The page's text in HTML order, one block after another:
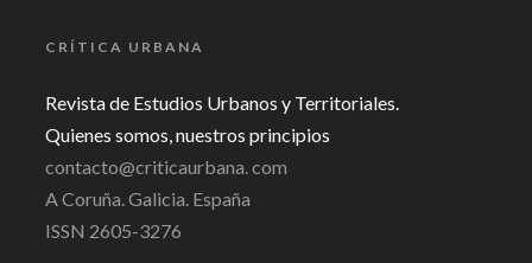
CRÍTICA URBANA
Revista de Estudios Urbanos y Territoriales.
Quienes somos, nuestros principios
contacto@criticaurbana. com
A Coruña. Galicia. España
ISSN 2605-3276